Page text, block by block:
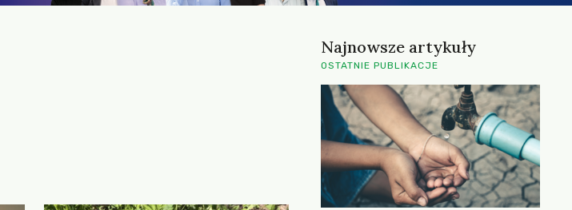
Najnowsze artykuły
OSTATNIE PUBLIKACJE